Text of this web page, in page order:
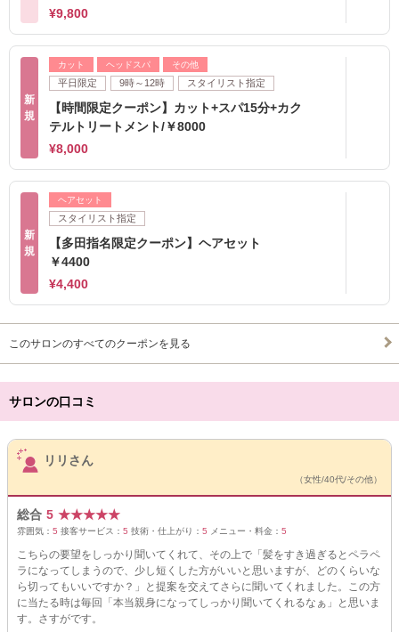
¥9,800
新
規
カット ヘッドスパ その他
平日限定 9時～12時 スタイリスト指定
【時間限定クーポン】カット+スパ15分+カク
テルトリートメント/￥8000
¥8,000
新
規
ヘアセット
スタイリスト指定
【多田指名限定クーポン】ヘアセット
￥4400
¥4,400
このサロンのすべてのクーポンを見る
サロンの口コミ
サロンPick Up
リリさん
（女性/40代/その他）
総合 5 ★★★★★
雰囲気： 5 接客サービス： 5 技術・仕上がり： 5 メニュー・料金： 5
こちらの要望をしっかり聞いてくれて、その上で「髪をすき過ぎるとペラペ
ラになってしまうので、少し短くした方がいいと思いますが、どのくらいな
ら切ってもいいですか？」と提案を交えてさらに聞いてくれました。この方
に当たる時は毎回「本当親身になってしっかり聞いてくれるなぁ」と思いま
す。さすがです。